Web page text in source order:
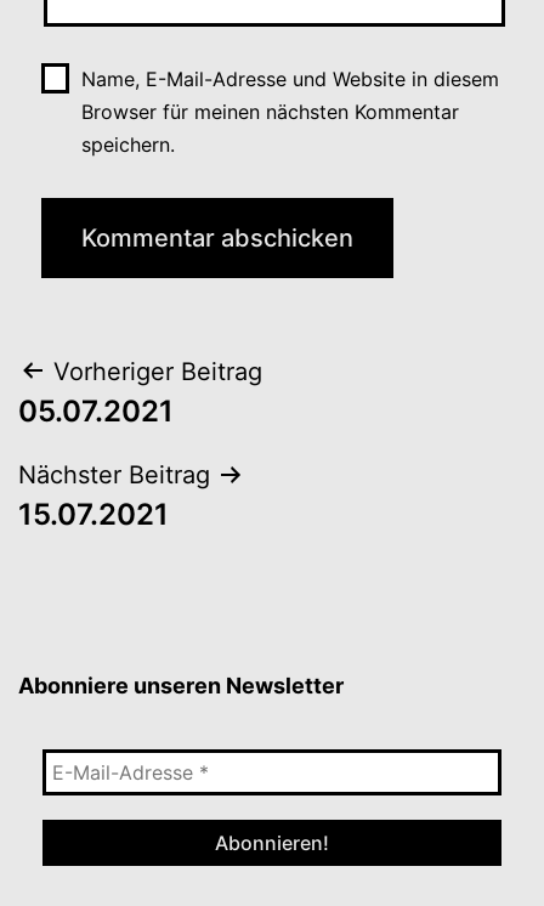
Name, E-Mail-Adresse und Website in diesem
Browser für meinen nächsten Kommentar
speichern.
Beitragsnavigation
Vorheriger Beitrag
05.07.2021
Nächster Beitrag
15.07.2021
Abonniere unseren Newsletter
E-
Mail-
Adresse